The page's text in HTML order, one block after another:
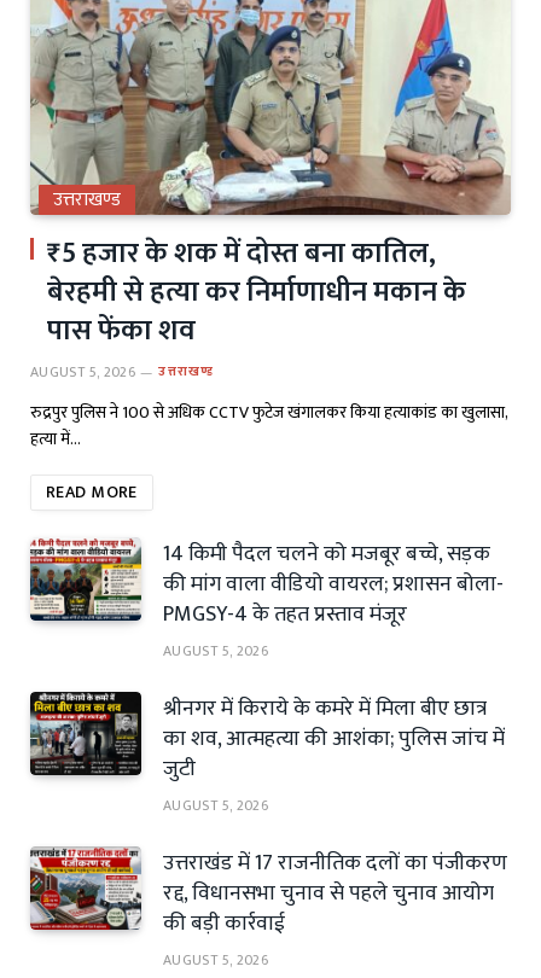
उत्तराखण्ड
₹5 हजार के शक में दोस्त बना कातिल,
बेरहमी से हत्या कर निर्माणाधीन मकान के
पास फेंका शव
AUGUST 5, 2026 उत्तराखण्ड
रुद्रपुर पुलिस ने 100 से अधिक CCTV फुटेज खंगालकर किया हत्याकांड का खुलासा,
हत्या में…
READ MORE
14 किमी पैदल चलने को मजबूर बच्चे, सड़क
की मांग वाला वीडियो वायरल; प्रशासन बोला-
PMGSY-4 के तहत प्रस्ताव मंजूर
AUGUST 5, 2026
श्रीनगर में किराये के कमरे में मिला बीए छात्र
का शव, आत्महत्या की आशंका; पुलिस जांच में
जुटी
AUGUST 5, 2026
उत्तराखंड में 17 राजनीतिक दलों का पंजीकरण
रद्द, विधानसभा चुनाव से पहले चुनाव आयोग
की बड़ी कार्रवाई
AUGUST 5, 2026